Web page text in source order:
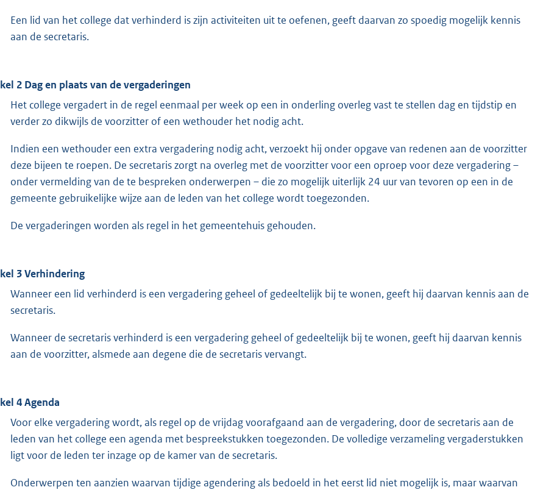
Een lid van het college dat verhinderd is zijn activiteiten uit te oefenen, geeft daarvan zo spoedig mogelijk kennis
aan de secretaris.
2 Dag en plaats van de vergaderingen
Het college vergadert in de regel eenmaal per week op een in onderling overleg vast te stellen dag en tijdstip en
verder zo dikwijls de voorzitter of een wethouder het nodig acht.
Indien een wethouder een extra vergadering nodig acht, verzoekt hij onder opgave van redenen aan de voorzitter
deze bijeen te roepen. De secretaris zorgt na overleg met de voorzitter voor een oproep voor deze vergadering –
onder vermelding van de te bespreken onderwerpen – die zo mogelijk uiterlijk 24 uur van tevoren op een in de
gemeente gebruikelijke wijze aan de leden van het college wordt toegezonden.
De vergaderingen worden als regel in het gemeentehuis gehouden.
3 Verhindering
Wanneer een lid verhinderd is een vergadering geheel of gedeeltelijk bij te wonen, geeft hij daarvan kennis aan de
secretaris.
Wanneer de secretaris verhinderd is een vergadering geheel of gedeeltelijk bij te wonen, geeft hij daarvan kennis
aan de voorzitter, alsmede aan degene die de secretaris vervangt.
4 Agenda
Voor elke vergadering wordt, als regel op de vrijdag voorafgaand aan de vergadering, door de secretaris aan de
leden van het college een agenda met bespreekstukken toegezonden. De volledige verzameling vergaderstukken
ligt voor de leden ter inzage op de kamer van de secretaris.
Onderwerpen ten aanzien waarvan tijdige agendering als bedoeld in het eerst lid niet mogelijk is, maar waarvan